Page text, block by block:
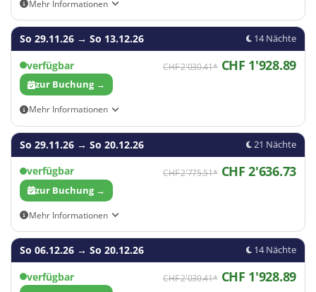
34
35
36
Mehr Informationen
Tagesaktuelle Flüge findet ihr im Buchungsformular
So 29.11.26 → So 13.12.26 14 Nächte
verfügbar CHF 2'030.41* CHF 1'928.89
zur Buchung →
Mehr Informationen
Tagesaktuelle Flüge findet ihr im Buchungsformular
So 29.11.26 → So 20.12.26 21 Nächte
verfügbar CHF 2'775.51* CHF 2'636.73
zur Buchung →
Mehr Informationen
Tagesaktuelle Flüge findet ihr im Buchungsformular
So 06.12.26 → So 20.12.26 14 Nächte
verfügbar CHF 2'030.41* CHF 1'928.89